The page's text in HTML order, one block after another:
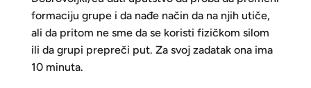
formaciju grupe i da nađe način da na njih utiče,
ali da pritom ne sme da se koristi fizičkom silom
ili da grupi prepreči put. Za svoj zadatak ona ima
10 minuta.